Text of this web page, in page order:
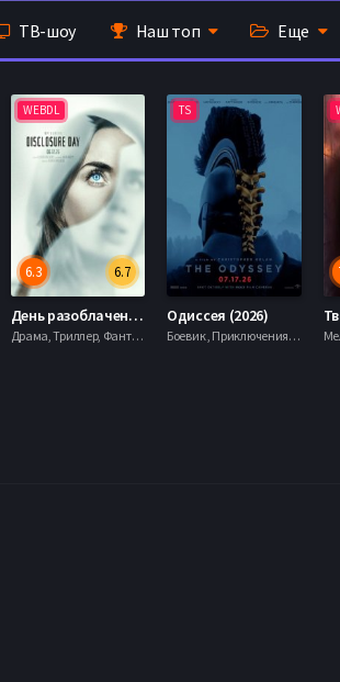
ТВ-шоу Наш топ Еще
WEBDL
6.7
6.3
День разоблачения (2026)
Драма, Триллер, Фантастика,
TS
Одиссея (2026)
Боевик , Приключения, Фэнтези,